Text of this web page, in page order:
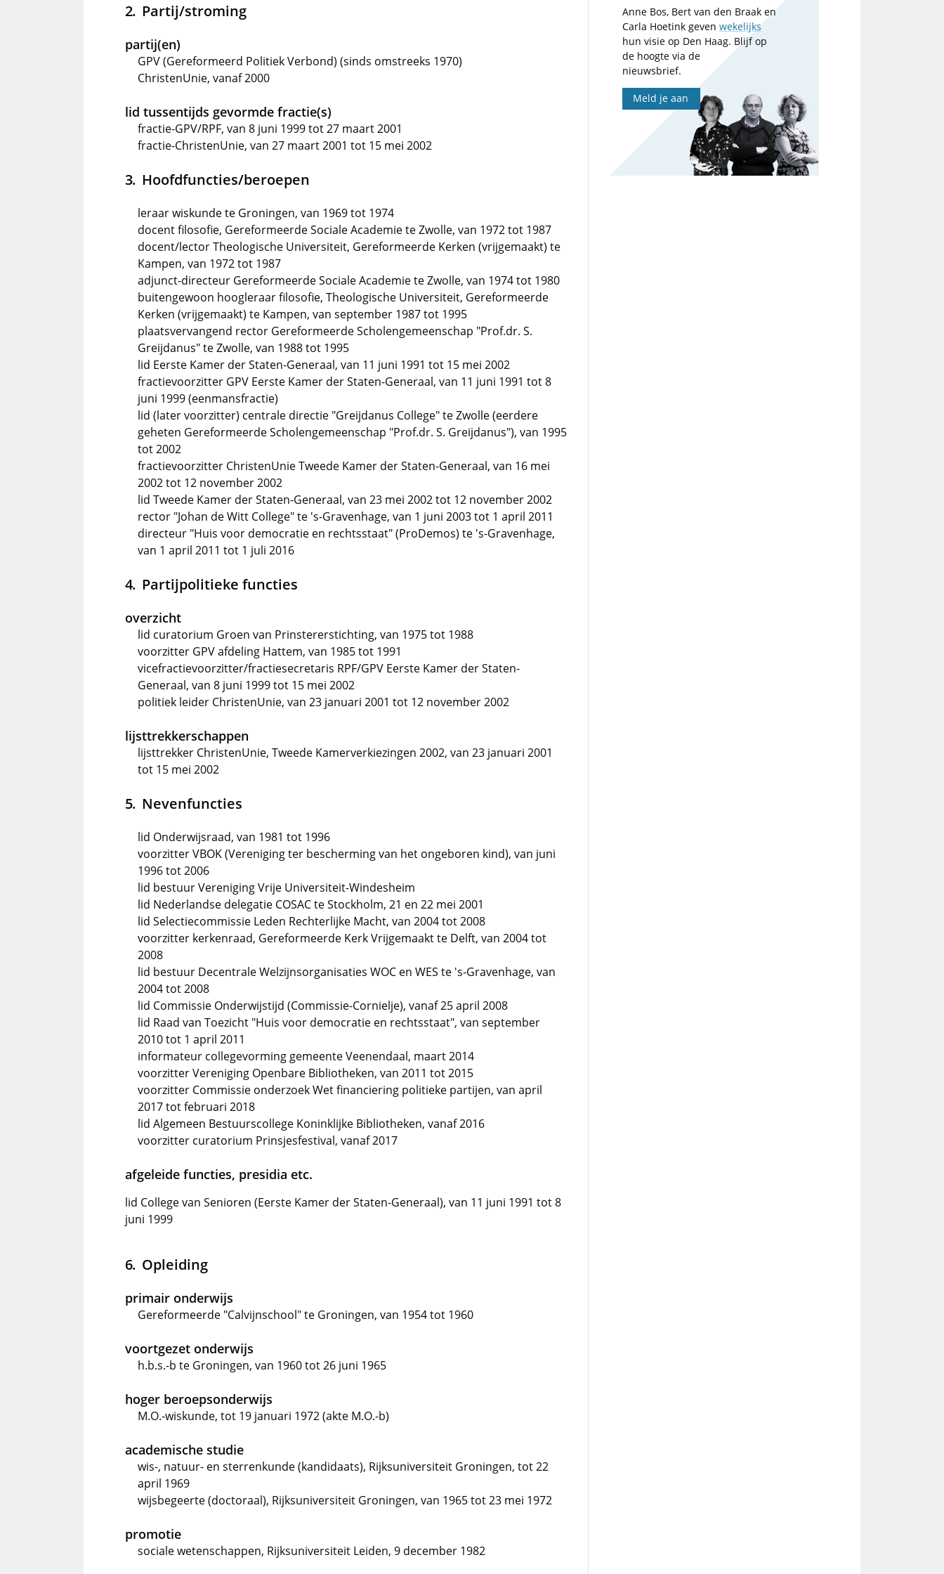
Partij/stroming
partij(en)
GPV (Gereformeerd Politiek Verbond) (sinds omstreeks 1970)
ChristenUnie, vanaf 2000
lid tussentijds gevormde fractie(s)
fractie-GPV/RPF, van 8 juni 1999 tot 27 maart 2001
fractie-ChristenUnie, van 27 maart 2001 tot 15 mei 2002
Hoofdfuncties/beroepen
leraar wiskunde te Groningen, van 1969 tot 1974
docent filosofie, Gereformeerde Sociale Academie te Zwolle, van 1972 tot 1987
docent/lector Theologische Universiteit, Gereformeerde Kerken (vrijgemaakt) te
Kampen, van 1972 tot 1987
adjunct-directeur Gereformeerde Sociale Academie te Zwolle, van 1974 tot 1980
buitengewoon hoogleraar filosofie, Theologische Universiteit, Gereformeerde
Kerken (vrijgemaakt) te Kampen, van september 1987 tot 1995
plaatsvervangend rector Gereformeerde Scholengemeenschap "Prof.dr. S.
Greijdanus" te Zwolle, van 1988 tot 1995
lid Eerste Kamer der Staten-Generaal, van 11 juni 1991 tot 15 mei 2002
fractievoorzitter GPV Eerste Kamer der Staten-Generaal, van 11 juni 1991 tot 8
juni 1999 (eenmansfractie)
lid (later voorzitter) centrale directie "Greijdanus College" te Zwolle (eerdere
geheten Gereformeerde Scholengemeenschap "Prof.dr. S. Greijdanus"), van 1995
tot 2002
fractievoorzitter ChristenUnie Tweede Kamer der Staten-Generaal, van 16 mei
2002 tot 12 november 2002
lid Tweede Kamer der Staten-Generaal, van 23 mei 2002 tot 12 november 2002
rector "Johan de Witt College" te 's-Gravenhage, van 1 juni 2003 tot 1 april 2011
directeur "Huis voor democratie en rechtsstaat" (ProDemos) te 's-Gravenhage,
van 1 april 2011 tot 1 juli 2016
Partijpolitieke functies
overzicht
lid curatorium Groen van Prinstererstichting, van 1975 tot 1988
voorzitter GPV afdeling Hattem, van 1985 tot 1991
vicefractievoorzitter/fractiesecretaris RPF/GPV Eerste Kamer der Staten-
Generaal, van 8 juni 1999 tot 15 mei 2002
politiek leider ChristenUnie, van 23 januari 2001 tot 12 november 2002
lijsttrekkerschappen
lijsttrekker ChristenUnie, Tweede Kamerverkiezingen 2002, van 23 januari 2001
tot 15 mei 2002
Nevenfuncties
lid Onderwijsraad, van 1981 tot 1996
voorzitter VBOK (Vereniging ter bescherming van het ongeboren kind), van juni
1996 tot 2006
lid bestuur Vereniging Vrije Universiteit-Windesheim
lid Nederlandse delegatie COSAC te Stockholm, 21 en 22 mei 2001
lid Selectiecommissie Leden Rechterlijke Macht, van 2004 tot 2008
voorzitter kerkenraad, Gereformeerde Kerk Vrijgemaakt te Delft, van 2004 tot
2008
lid bestuur Decentrale Welzijnsorganisaties WOC en WES te 's-Gravenhage, van
2004 tot 2008
lid Commissie Onderwijstijd (Commissie-Cornielje), vanaf 25 april 2008
lid Raad van Toezicht "Huis voor democratie en rechtsstaat", van september
2010 tot 1 april 2011
informateur collegevorming gemeente Veenendaal, maart 2014
voorzitter Vereniging Openbare Bibliotheken, van 2011 tot 2015
voorzitter Commissie onderzoek Wet financiering politieke partijen, van april
2017 tot februari 2018
lid Algemeen Bestuurscollege Koninklijke Bibliotheken, vanaf 2016
voorzitter curatorium Prinsjesfestival, vanaf 2017
afgeleide functies, presidia etc.
lid College van Senioren (Eerste Kamer der Staten-Generaal), van 11 juni 1991 tot 8
juni 1999
Opleiding
primair onderwijs
Gereformeerde "Calvijnschool" te Groningen, van 1954 tot 1960
voortgezet onderwijs
h.b.s.-b te Groningen, van 1960 tot 26 juni 1965
hoger beroepsonderwijs
M.O.-wiskunde, tot 19 januari 1972 (akte M.O.-b)
academische studie
wis-, natuur- en sterrenkunde (kandidaats), Rijksuniversiteit Groningen, tot 22
april 1969
wijsbegeerte (doctoraal), Rijksuniversiteit Groningen, van 1965 tot 23 mei 1972
promotie
sociale wetenschappen, Rijksuniversiteit Leiden, 9 december 1982
Anne Bos, Bert van den Braak en
Carla Hoetink gevenwekelijks
hun visie op Den Haag. Blijf op
de hoogte via de
nieuwsbrief.
Meld je aan